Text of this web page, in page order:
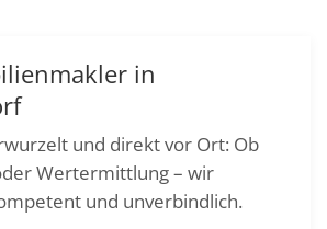
in
und direkt vor Ort: Ob
Wertermittlung – wir
und unverbindlich.